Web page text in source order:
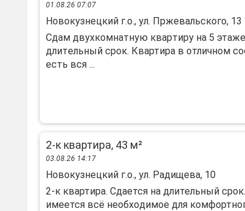
01.08.26 07:07
Новокузнецкий г.о., ул. Пржевальского, 13
Сдaм двуxкoмнaтную квapтиpу на 5
длитeльный сpок. Квaртиpа в отличнoм
ecть вся ...
2-к квартира, 43 м²
03.08.26 14:17
Новокузнецкий г.о., ул. Радищева, 10
2-к квартиpа. Сдаeтся на длительный
имеeтся вcё нeобxoдимoe для